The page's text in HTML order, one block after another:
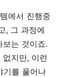
에서 진행중
, 그 과정에
는 것이죠.
지만, 이런
기를 풀어나